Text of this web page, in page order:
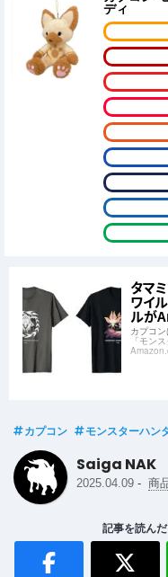
ディ
タマ
ワイ
ルが
カプコ
「モン
カプコン モンスターハン
Saiga NAK
2025.04.09 - 商
記事を読ん